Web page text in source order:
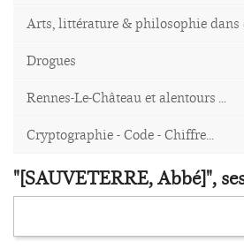
Arts, littérature & philosophie dans
Drogues
Rennes-Le-Château et alentours ...
Cryptographie - Code - Chiffre...
"[SAUVETERRE, Abbé]",